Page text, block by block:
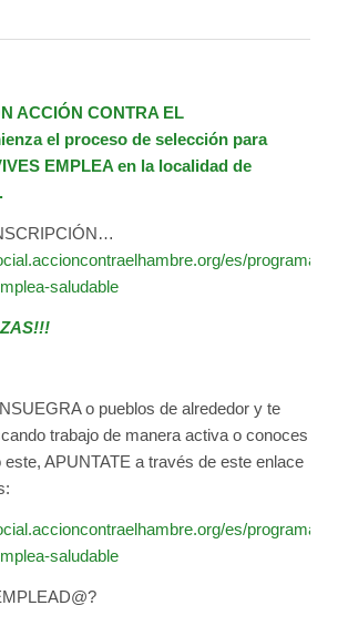
ACCIÓN CONTRA EL
el proceso de selección para
EMPLEA en la localidad de
es/programas-
saludable
o pueblos de alrededor y te
trabajo de manera activa o conoces
este, APUNTATE a través de este enlace
es/programas-
saludable